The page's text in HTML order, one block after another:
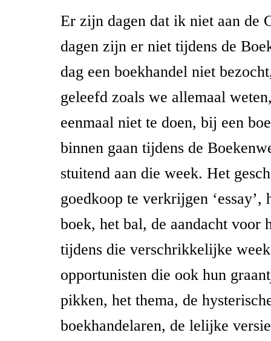
Er zijn dagen dat ik niet aan de
dagen zijn er niet tijdens de
dag een boekhandel niet
geleefd zoals we allemaal
eenmaal niet te doen, bij een
binnen gaan tijdens de
stuitend aan die week. Het
goedkoop te verkrijgen ‘essay’,
boek, het bal, de aandacht voor
tijdens die verschrikkelijke
opportunisten die ook hun
pikken, het thema, de
boekhandelaren, de lelijke